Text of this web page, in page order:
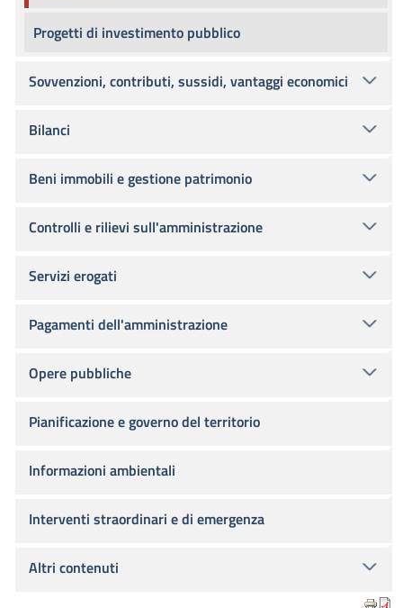
Progetti di investimento pubblico
Sovvenzioni, contributi, sussidi, vantaggi economici
Bilanci
Beni immobili e gestione patrimonio
Controlli e rilievi sull'amministrazione
Servizi erogati
Pagamenti dell'amministrazione
Opere pubbliche
Pianificazione e governo del territorio
Informazioni ambientali
Interventi straordinari e di emergenza
Altri contenuti